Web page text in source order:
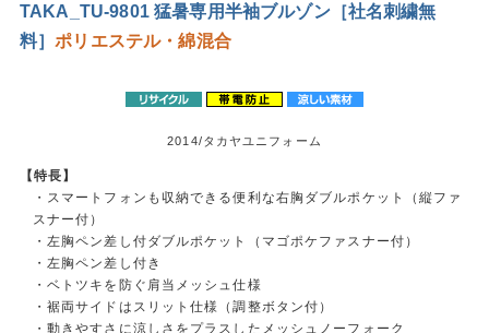
TAKA_TU-9801 猛暑専用半袖ブルゾン［社名刺繍無
料］ポリエステル・綿混合
2014/タカヤユニフォーム
【特長】
・スマートフォンも収納できる便利な右胸ダブルポケット（縦ファ
スナー付）
・左胸ペン差し付ダブルポケット（マゴポケファスナー付）
・左胸ペン差し付き
・ベトツキを防ぐ肩当メッシュ仕様
・裾両サイドはスリット仕様（調整ボタン付）
・動きやすさに涼しさをプラスしたメッシュノーフォーク